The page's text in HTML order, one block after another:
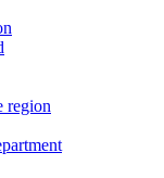
region